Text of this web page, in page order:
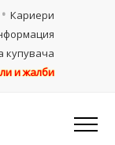
Кариери
купувача
и жалби